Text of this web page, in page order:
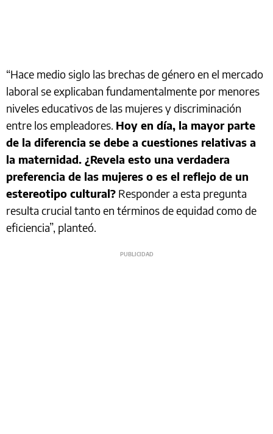
“Hace medio siglo las brechas de género en el mercado
laboral se explicaban fundamentalmente por menores
niveles educativos de las mujeres y discriminación
entre los empleadores. Hoy en día, la mayor parte
de la diferencia se debe a cuestiones relativas a
la maternidad. ¿Revela esto una verdadera
preferencia de las mujeres o es el reflejo de un
estereotipo cultural? Responder a esta pregunta
resulta crucial tanto en términos de equidad como de
eficiencia”, planteó.